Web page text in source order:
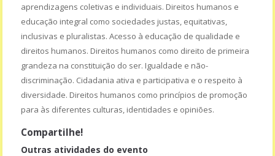
aprendizagens coletivas e individuais. Direitos humanos e
educação integral como sociedades justas, equitativas,
inclusivas e pluralistas. Acesso à educação de qualidade e
direitos humanos. Direitos humanos como direito de primeira
grandeza na constituição do ser. Igualdade e não-
discriminação. Cidadania ativa e participativa e o respeito à
diversidade. Direitos humanos como princípios de promoção
para às diferentes culturas, identidades e opiniões.
Compartilhe!
Outras atividades do evento